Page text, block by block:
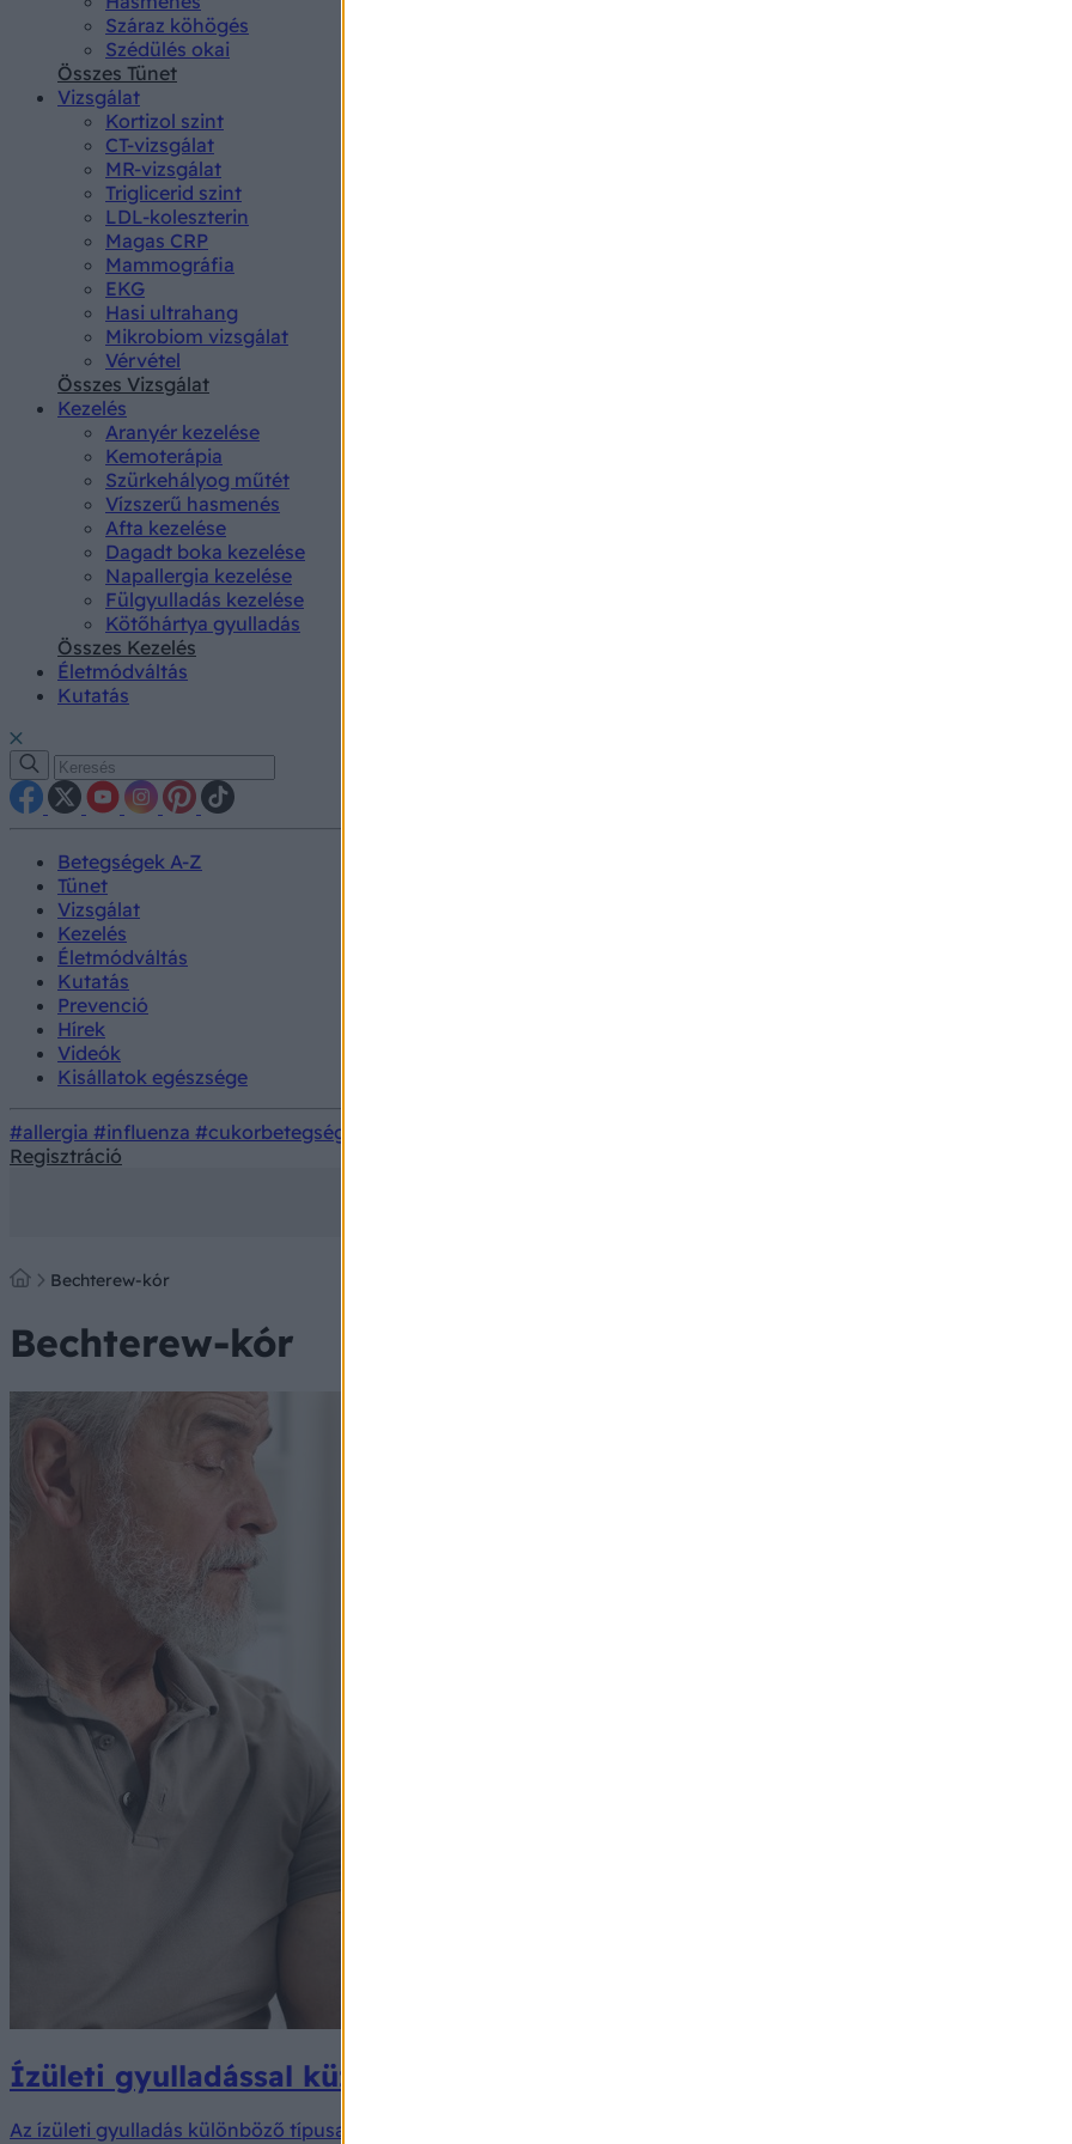
Száraz köhögés
Szédülés okai
Összes Tünet
Vizsgálat
Kortizol szint
CT-vizsgálat
MR-vizsgálat
Triglicerid szint
LDL-koleszterin
Magas CRP
Mammográfia
EKG
Hasi ultrahang
Mikrobiom vizsgálat
Vérvétel
Összes Vizsgálat
Kezelés
Aranyér kezelése
Kemoterápia
Szürkehályog műtét
Vízszerű hasmenés
Afta kezelése
Dagadt boka kezelése
Napallergia kezelése
Fülgyulladás kezelése
Kötőhártya gyulladás
Összes Kezelés
Életmódváltás
Kutatás
Betegségek A-Z
Tünet
Vizsgálat
Kezelés
Életmódváltás
Kutatás
Prevenció
Hírek
Videók
Kisállatok egészsége
#allergia #influenza #cukorbetegség
Regisztráció
Bechterew-kór
Bechterew-kór
Ízületi gyulladással küzd? Nem mindegy a típusa: különböző kezelést
Az ízületi gyulladás különböző típusai gyakran más-más kezelést igényelnek.